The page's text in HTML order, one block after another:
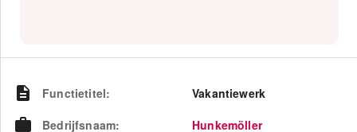
Functietitel:
Vakantiewerk
Bedrijfsnaam:
Hunkemöller